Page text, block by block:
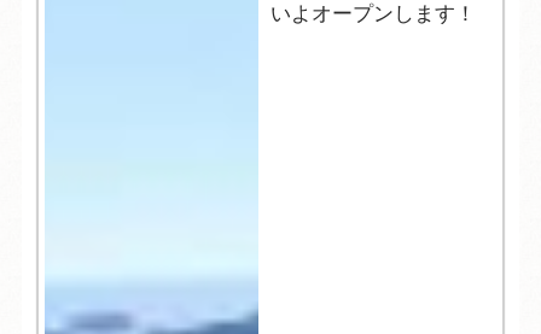
いよオープンします！